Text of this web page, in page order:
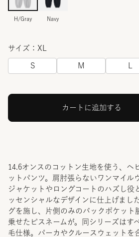
H/Gray Navy
サイズ：XL
S M
カートに追加する
14.6オンスのコットン生地を使う、ヘ
ットパンツ。肩肘張らないワンマイル
ジャケットやロングコートのハズし役
ッセンシャルなデザインに仕上げまし
グを施し、片側のみのバックポケット
乗せたピスネームが。同シリーズはす
毛仕様。パーカやクルースウェットを